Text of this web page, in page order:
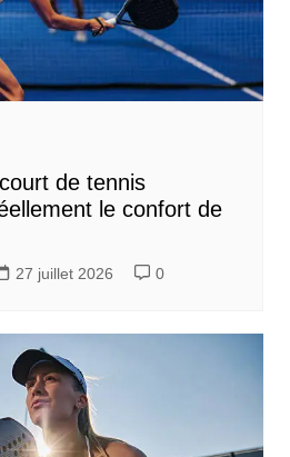
de tennis
le confort de
27 juillet 2026 0